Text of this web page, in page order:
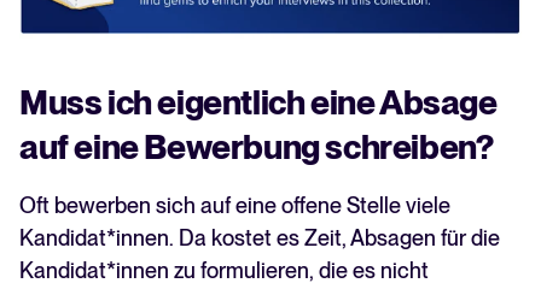
Muss ich eigentlich eine Absage
auf eine Bewerbung schreiben?
Oft bewerben sich auf eine offene Stelle viele
Kandidat*innen. Da kostet es Zeit, Absagen für die
Kandidat*innen zu formulieren, die es nicht